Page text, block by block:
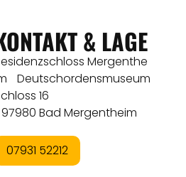
& LAGE
Mergenthe
Deutschordensmuseum
16
Bad Mergentheim
07931 52212